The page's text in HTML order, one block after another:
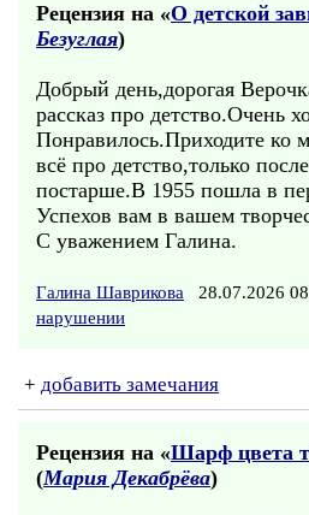
Рецензия на «О детской
Безуглая)
Добрый день,дорогая
рассказ про детство.Очень
Понравилось.Приходите ко
всё про детство,только
постарше.В 1955 пошла в
Успехов вам в вашем
С уважением Галина.
Галина Шаврикова 28.07.2026
нарушении
+ добавить замечания
Рецензия на «Шарф цвета
(Мария Декабрёва)